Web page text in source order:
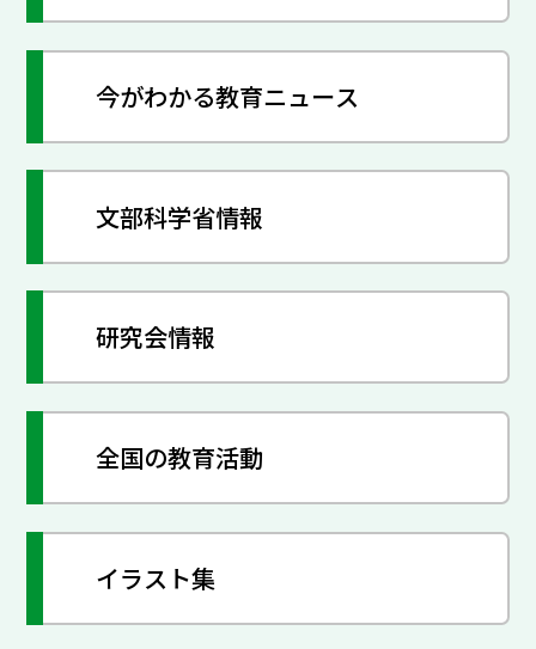
今がわかる教育ニュース
文部科学省情報
研究会情報
全国の教育活動
イラスト集